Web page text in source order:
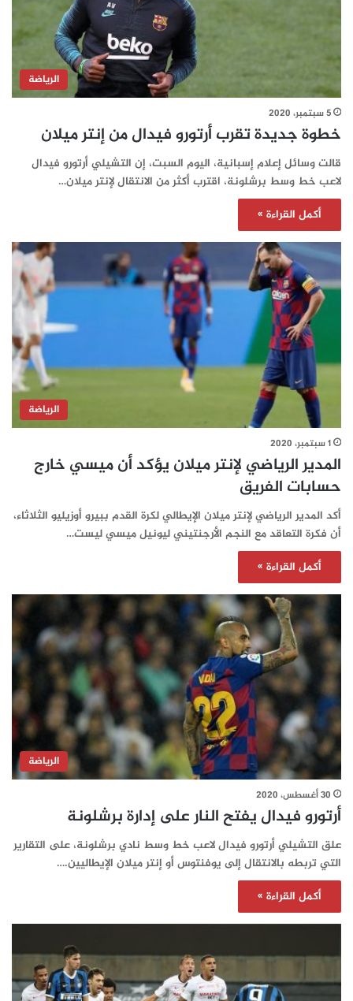
الرياضة
5 سبتمبر، 2020
خطوة جديدة تقرب أرتورو فيدال من إنتر ميلان
قالت وسائل إعلام إسبانية، اليوم السبت، إن التشيلي أرتورو فيدال
لاعب خط وسط برشلونة، اقترب أكثر من الانتقال لإنتر ميلان…
أكمل القراءة »
الرياضة
1 سبتمبر، 2020
المدير الرياضي لإنتر ميلان يؤكد أن ميسي خارج
حسابات الفريق
أكد المدير الرياضي لإنتر ميلان الإيطالي لكرة القدم ببيرو أوزيليو الثلاثاء،
أن فكرة التعاقد مع النجم الأرجنتيني ليونيل ميسي ليست…
أكمل القراءة »
الرياضة
30 أغسطس، 2020
أرتورو فيدال يفتح النار على إدارة برشلونة
علق التشيلي أرتورو فيدال لاعب خط وسط نادي برشلونة، على التقارير
التي تربطه بالانتقال إلى يوفنتوس أو إنتر ميلان الإيطاليين.…
أكمل القراءة »